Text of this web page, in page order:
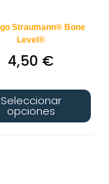
Straumann® Bone
Level®
4,50 €
Seleccionar
opciones